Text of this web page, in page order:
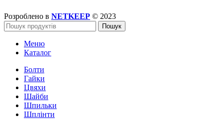
Розроблено в NETKEEP © 2023
Пошук
Меню
Каталог
Болти
Гайки
Цвяхи
Шайби
Шпильки
Шплінти